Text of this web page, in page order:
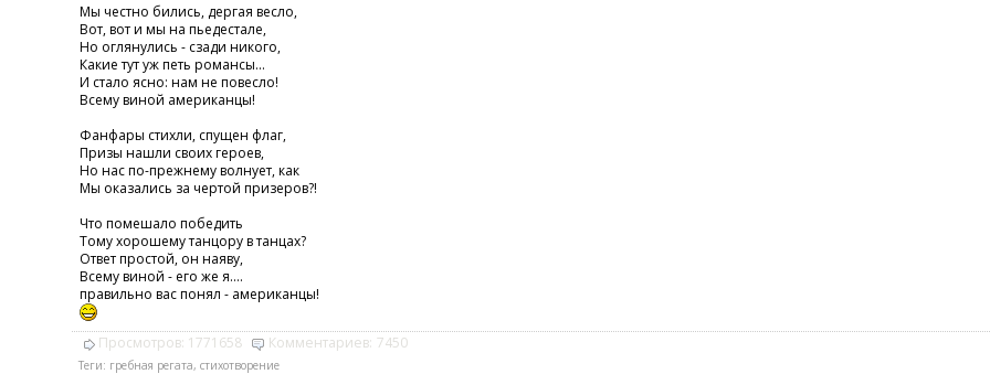
Мы честно бились, дергая весло,
Вот, вот и мы на пьедестале,
Но оглянулись - сзади никого,
Какие тут уж петь романсы...
И стало ясно: нам не повесло!
Всему виной американцы!
Фанфары стихли, спущен флаг,
Призы нашли своих героев,
Но нас по-прежнему волнует, как
Мы оказались за чертой призеров?!
Что помешало победить
Тому хорошему танцору в танцах?
Ответ простой, он наяву,
Всему виной - его же я....
правильно вас понял - американцы!
Просмотров: 1771658 Комментариев: 7450
Теги: гребная регата, стихотворение